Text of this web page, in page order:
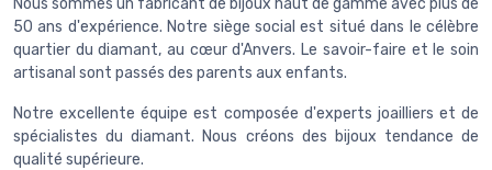
50 ans d'expérience. Notre siège social est situé dans le célèbre
quartier du diamant, au cœur d'Anvers. Le savoir-faire et le soin
artisanal sont passés des parents aux enfants.
Notre excellente équipe est composée d'experts joailliers et de
spécialistes du diamant. Nous créons des bijoux tendance de
qualité supérieure.